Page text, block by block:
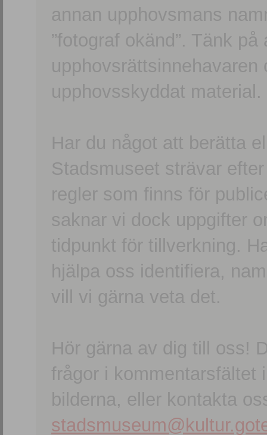
annan upphovsmans
”fotograf okänd”. Tänk
upphovsskyddat material.
Har du något att berätta
Stadsmuseet strävar
regler som finns för
saknar vi dock uppgifter
tidpunkt för tillverkning.
hjälpa oss identifiera,
vill vi gärna veta det.
Hör gärna av dig till oss!
frågor i kommentarsfältet
bilderna, eller kontakta